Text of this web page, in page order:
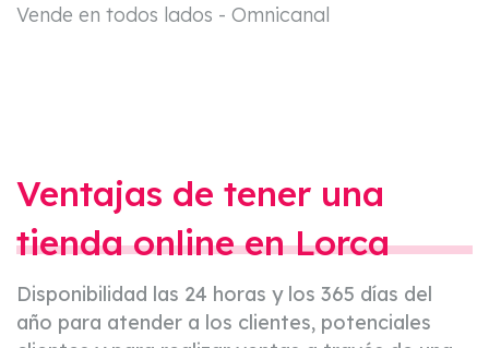
Vende en todos lados - Omnicanal
Ventajas de tener una
tienda online en Lorca
Disponibilidad las 24 horas y los 365 días del
año para atender a los clientes, potenciales